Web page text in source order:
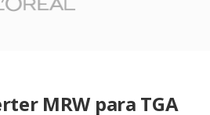
MRW para TGA